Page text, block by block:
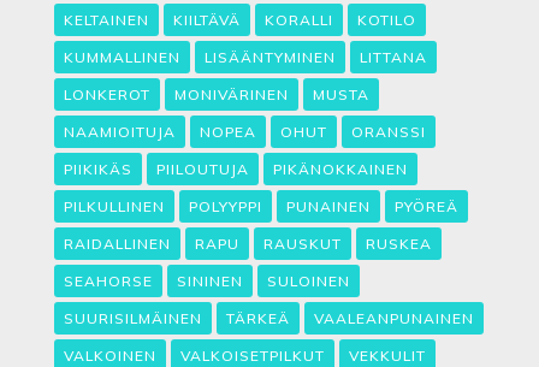
KELTAINEN KIILTÄVÄ KORALLI KOTILO
KUMMALLINEN LISÄÄNTYMINEN LITTANA
LONKEROT MONIVÄRINEN MUSTA
NAAMIOITUJA NOPEA OHUT ORANSSI
PIIKIKÄS PIILOUTUJA PIKÄNOKKAINEN
PILKULLINEN POLYYPPI PUNAINEN PYÖREÄ
RAIDALLINEN RAPU RAUSKUT RUSKEA
SEAHORSE SININEN SULOINEN
SUURISILMÄINEN TÄRKEÄ VAALEANPUNAINEN
VALKOINEN VALKOISETPILKUT VEKKULIT